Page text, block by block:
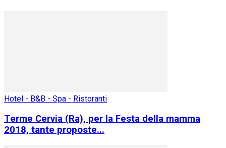
Hotel - B&B - Spa - Ristoranti
Terme Cervia (Ra), per la Festa della mamma
2018, tante proposte...